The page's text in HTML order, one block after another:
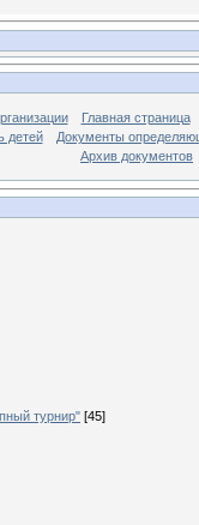
Главная страница
детей
Документы
Архив документов
турнир" [45]